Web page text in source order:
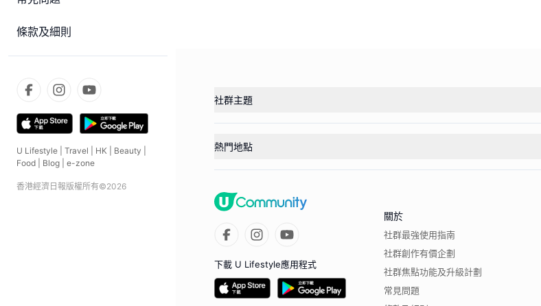
條款及細則
U Lifestyle Travel HK Beauty
Food
Blog e-zone
香港經濟日報版權所有©2026
社群主題
熱門地點
下載 U Lifestyle應用程式
關於
社群最強使用指南
社群創作有價企劃
社群焦點功能及升級計劃
常見問題